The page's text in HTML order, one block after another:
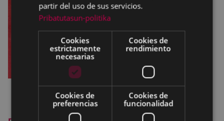
partir del uso de sus servicios.
Pribatutasun-politika
Cookies
estrictamente
necesarias
Cookies de
rendimiento
Cookies de
preferencias
Cookies de
funcionalidad